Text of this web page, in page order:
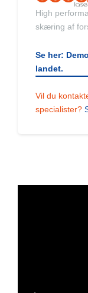
High
skæring af
Se her:
landet.
Vil du
specialister?